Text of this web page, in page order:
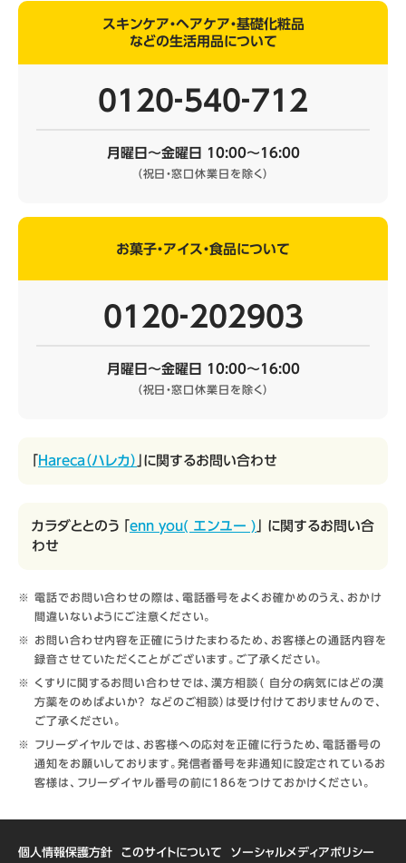
スキンケア・ヘアケア・基礎化粧品
などの生活用品について
0120‐540‐712
月曜日～金曜日 10:00～16:00
（祝日・窓口休業日を除く）
お菓子・アイス・食品について
0120‐202903
月曜日～金曜日 10:00～16:00
（祝日・窓口休業日を除く）
Hareca（ハレカ） 」に関するお問い合わせ
カラダととのう 「 enn you( エンユー ) 」 に関するお問い合
わせ
電話でお問い合わせの際は、電話番号をよくお確かめのうえ、おかけ
間違いないようにご注意ください。
お問い合わせ内容を正確にうけたまわるため、お客様との通話内容を
録音させていただくことがございます。ご了承ください。
くすりに関するお問い合わせでは、漢方相談（ 自分の病気にはどの漢
方薬をのめばよいか？ などのご相談）は受け付けておりませんので、
ご了承ください。
フリーダイヤルでは、お客様への応対を正確に行うため、電話番号の
通知をお願いしております。発信者番号を非通知に設定されているお
客様は、フリーダイヤル番号の前に186をつけておかけください。
個人情報保護方針 このサイトについて ソーシャルメディアポリシー